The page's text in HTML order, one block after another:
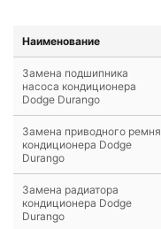
Наименование
Замена подшипника
насоса кондиционера
Dodge Durango
Замена приводного ремня
кондиционера Dodge
Durango
Замена радиатора
кондиционера Dodge
Durango